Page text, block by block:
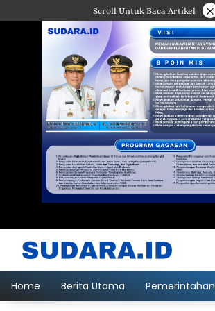
ke
Scroll Untuk Baca Artikel ×
Home Berita Utama Pemerintahan